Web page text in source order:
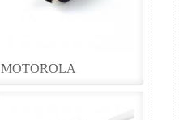
MOTOROLA